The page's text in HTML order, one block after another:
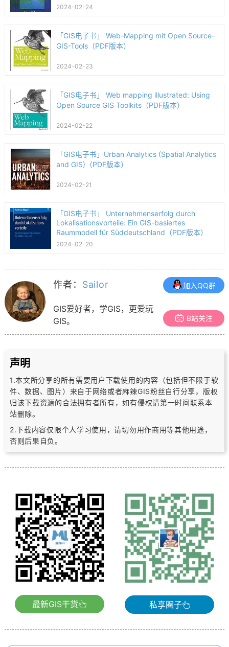
2024-02-24
「GIS电子书」 Web-Mapping mit Open Source-
GIS-Tools（PDF版本）
2024-02-23
「GIS电子书」 Web mapping illustrated: Using
Open Source GIS Toolkits（PDF版本）
2024-02-22
「GIS电子书」Urban Analytics (Spatial Analytics
and GIS)（PDF版本）
2024-02-21
「GIS电子书」 Unternehmenserfolg durch
Lokalisationsvorteile: Ein GIS-basiertes
Raummodell für Süddeutschland（PDF版本）
2024-02-20
作者： Sailor
GIS爱好者，学GIS，更爱玩
GIS。
加入QQ群
B站关注
声明
1.本文所分享的所有需要用户下载使用的内容（包括但不限于软
件、数据、图片） 来自于网络或者麻辣GIS粉丝自行分享，版权
归该下载资源的合法拥有者所有，如有侵权请第一时间联系本
站删除。
2.下载内容仅限个人学习使用，请切勿用作商用等其他用途，
否则后果自负。
最新GIS干货 私享圈子